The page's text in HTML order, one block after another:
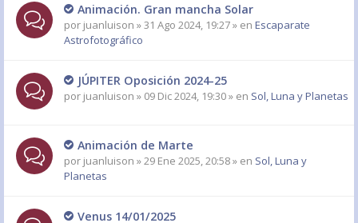
Animación. Gran mancha Solar
por juanluison » 31 Ago 2024, 19:27 » en Escaparate
Astrofotográfico
JÚPITER Oposición 2024-25
por juanluison » 09 Dic 2024, 19:30 » en Sol, Luna y Planetas
Animación de Marte
por juanluison » 29 Ene 2025, 20:58 » en Sol, Luna y
Planetas
Venus 14/01/2025